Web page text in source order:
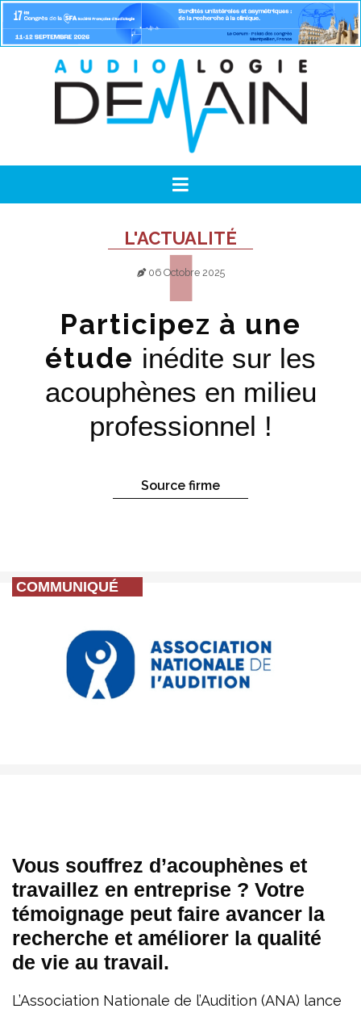
L'ACTUALITÉ
06 Octobre 2025
Participez à une
étude inédite sur les
acouphènes en milieu
professionnel !
Source firme
COMMUNIQUÉ
Vous souffrez d’acouphènes et
travaillez en entreprise ? Votre
témoignage peut faire avancer la
recherche et améliorer la qualité
de vie au travail.
L’Association Nationale de l’Audition (ANA) lance